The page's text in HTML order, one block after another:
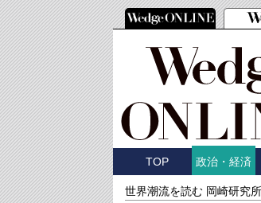
TOP 政治・経済
世界潮流を読む 岡崎研究